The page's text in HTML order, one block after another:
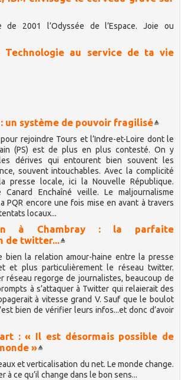
de 2001 l’Odyssée de l’Espace. Joie ou
Technologie au service de ta vie
un système de pouvoir fragilisé
rejoindre Tours et l’Indre-et-Loire dont le
(PS) est de plus en plus contesté. On y
dérives qui entourent bien souvent les
souvent intouchables. Avec la complicité
presse locale, ici la Nouvelle République.
Canard Enchaîné veille. Le maljournalisme
PQR encore une fois mise en avant à travers
locaux...
à Chambray : la parfaite
de twitter...
bien la relation amour-haine entre la presse
et plus particulièrement le réseau twitter.
réseau regorge de journalistes, beaucoup de
à s’attaquer à Twitter qui relaierait des
à vitesse grand V. Sauf que le boulot
bien de vérifier leurs infos...et donc d’avoir
: « Il est désormais possible de
»
et verticalisation du net. Le monde change.
à ce qu’il change dans le bon sens...